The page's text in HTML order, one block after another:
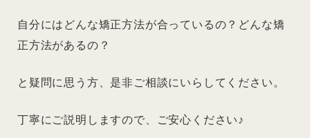
自分にはどんな矯正方法が合っているの？どんな矯
正方法があるの？
と疑問に思う方、是非ご相談にいらしてください。
丁寧にご説明しますので、ご安心ください♪